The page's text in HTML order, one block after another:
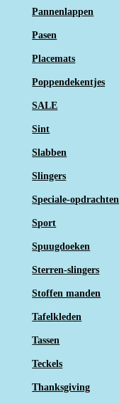
Pannenlappen
Pasen
Placemats
Poppendekentjes
SALE
Sint
Slabben
Slingers
Speciale-opdrachten
Sport
Spuugdoeken
Sterren-slingers
Stoffen manden
Tafelkleden
Tassen
Teckels
Thanksgiving